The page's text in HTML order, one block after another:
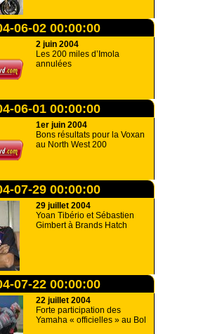
06-02 00:00:00
2 juin 2004
Les 200 miles d’Imola
annulées
06-01 00:00:00
1er juin 2004
Bons résultats pour la Voxan
au North West 200
07-29 00:00:00
29 juillet 2004
Yoan Tibério et Sébastien
Gimbert à Brands Hatch
07-22 00:00:00
22 juillet 2004
Forte participation des
Yamaha « officielles » au Bol